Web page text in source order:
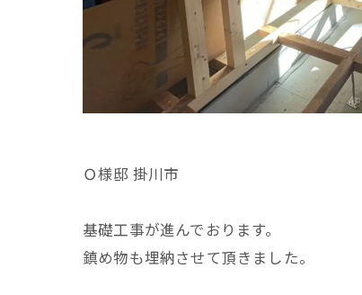
Ｏ様邸 掛川市
基礎工事が進んでおります。
鎮め物も埋納させて頂きました。